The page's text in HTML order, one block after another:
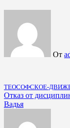
От
ТЕОСОФСКОЕ-
Навигация
по
записям
Отказ от
Вадья